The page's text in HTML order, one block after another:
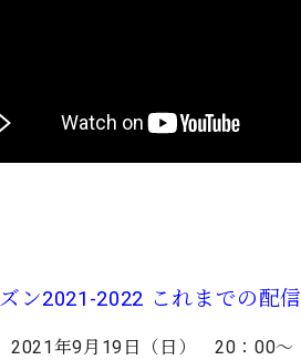
ズン2021-2022 これまでの配
年9月19日（日） 20：00～